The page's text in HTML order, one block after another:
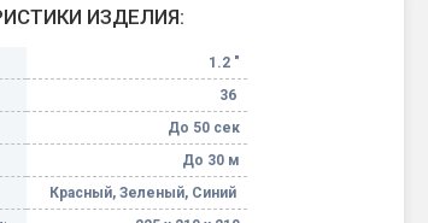
Небесные фонарики
Оборудование для
спецэффектов
ИЗДЕЛИЯ:
1.2 "
36
До 50 сек
До 30 м
Красный, Зеленый, Синий